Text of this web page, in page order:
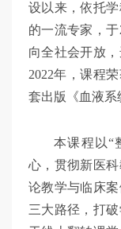
设以来，依托
的一流专家，
向全社会开放，
2022年，课程
套出版《血液系
本课程以“
心，贯彻新医
论教学与临床
三大路径，打